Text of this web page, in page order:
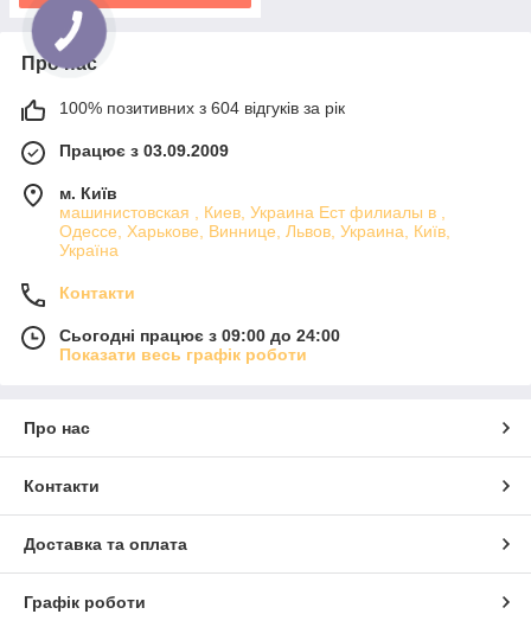
Про нас
100% позитивних з 604 відгуків за рік
Працює з 03.09.2009
м. Київ
машинистовская , Киев, Украина Ест филиалы в ,
Одессе, Харькове, Виннице, Львов, Украина, Київ,
Україна
Контакти
Сьогодні працює з 09:00 до 24:00
Показати весь графік роботи
Про нас
Контакти
Доставка та оплата
Графік роботи